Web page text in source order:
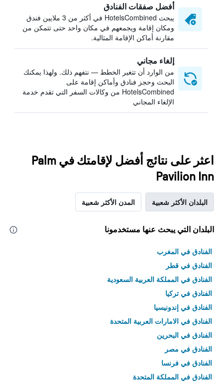
أفضل صفقات الفنادق
يبحث HotelsCombined في أكثر من 3 ملايين فندق
ومكان إقامة ويجمعهم في مكان واحد حتى تتمكن من
مقارنة أماكن الإقامة المثالية.
إلغاء مجاني
من الوارد أن تتغير الخطط — نتفهم ذلك. ولهذا يمكنك
البحث وحجز فنادق وأماكن إقامة على
HotelsCombined من وكالات السفر التي تقدم خدمة
الإلغاء المجاني
اعثر على نتائج أفضل لإقامتك في Palm
Pavilion Inn
البلدان الأكثر شعبية المدن الأكثر شعبية
البلدان التي يبحث عنها مستخدمونا
الفنادق في المغرب
الفنادق في قطر
الفنادق في المملكة العربية السعودية
الفنادق في تركيا
الفنادق في إندونيسيا
الفنادق في الامارات العربية المتحدة
الفنادق في البحرين
الفنادق في مصر
الفنادق في فرنسا
الفنادق في المملكة المتحدة